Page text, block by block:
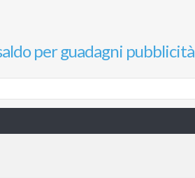
per guadagni pubblicità